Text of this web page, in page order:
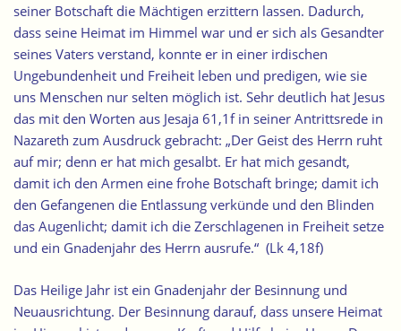
seiner Botschaft die Mächtigen erzittern lassen. Dadurch,
dass seine Heimat im Himmel war und er sich als Gesandter
seines Vaters verstand, konnte er in einer irdischen
Ungebundenheit und Freiheit leben und predigen, wie sie
uns Menschen nur selten möglich ist. Sehr deutlich hat Jesus
das mit den Worten aus Jesaja 61,1f in seiner Antrittsrede in
Nazareth zum Ausdruck gebracht: „Der Geist des Herrn ruht
auf mir; denn er hat mich gesalbt. Er hat mich gesandt,
damit ich den Armen eine frohe Botschaft bringe; damit ich
den Gefangenen die Entlassung verkünde und den Blinden
das Augenlicht; damit ich die Zerschlagenen in Freiheit setze
und ein Gnadenjahr des Herrn ausrufe.“ (Lk 4,18f)
Das Heilige Jahr ist ein Gnadenjahr der Besinnung und
Neuausrichtung. Der Besinnung darauf, dass unsere Heimat